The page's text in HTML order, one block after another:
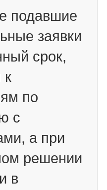
подавшие
заявки
срок,
к
по
с
а при
решении
в